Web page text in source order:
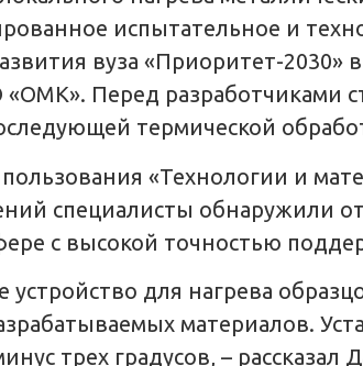
испытательное и
вуза «Приоритет-2030»
Перед разработчиками
термической
«Технологии и
специалисты обнаружили
с высокой точностью
для нагрева
материалов.
трех градусов, – рассказал